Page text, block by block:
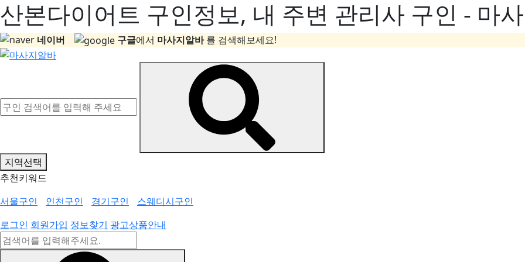
산본다이어트 구인정보, 내 주변 관리사 구인 - 마
네이버 구글에서 마사지알바를 검색해보세요!
지역선택
추천키워드
서울구인
인천구인 경기구인
스웨디시구인
로그인 회원가입 정보찾기 광고상품안내